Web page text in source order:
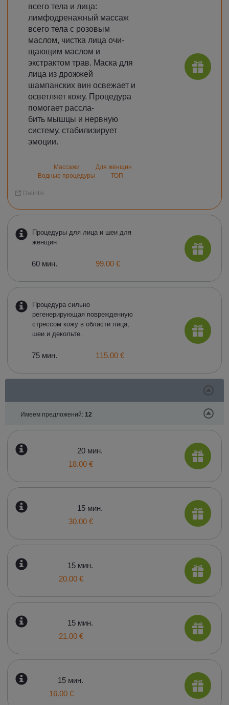
всего тела и лица:
лимфодренажный массаж
всего тела с розовым
маслом, чистка лица очи-
щающим маслом и
экстрактом трав. Маска для
лица из дрожжей
шампанских вин освежает и
осветляет кожу. Процедура
помогает рассла-
бить мышцы и нервную
систему, стабилизирует
эмоции.
Массажи
Для женщин
Водные процедуры
ТОП
Dalintis
Процедуры для лица и шеи для
женщин
60 мин. 99.00 €
Процедура сильно
регенерирующая поврежденную
стрессом кожу в области лица,
шеи и декольте.
75 мин. 115.00 €
Имеем предложений: 12
20 мин.
18.00 €
15 мин.
30.00 €
15 мин.
20.00 €
15 мин.
21.00 €
15 мин.
16.00 €